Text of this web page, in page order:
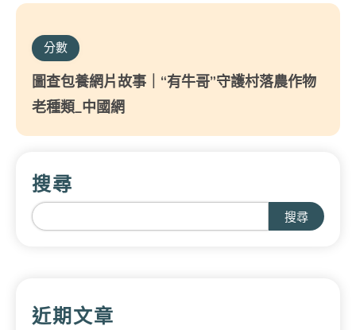
分數
圖查包養網片故事｜“有牛哥”守護村落農作物
老種類_中國網
搜尋
搜尋
近期文章